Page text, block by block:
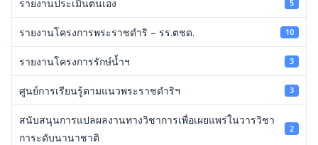
รายงานประเมินตนเอง 5
รายงานโครงการพระราชดำริ – รร.ตชด. 10
รายงานโครงการรักษ์น้ำฯ 3
ศูนย์การเรียนรู้ตามแนวพระราชดำริฯ 3
สนับสนุนการแปลผลงานทางวิชาการเพื่อเผยแพร่ในวารวิชา
การะดับนานาชาติ
2